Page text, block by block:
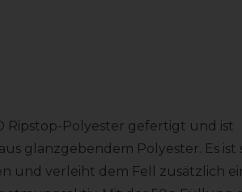
Ripstop-Polyester gefertigt und ist
glanzgebendem Polyester. Es ist
und verleiht dem Fell zusätzlich